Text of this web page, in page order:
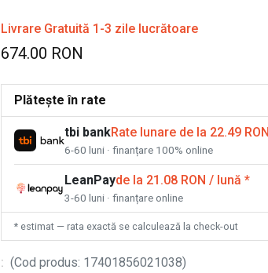
Livrare Gratuită 1-3 zile lucrătoare
674.00 RON
Plătește în rate
tbi bankRate lunare de la 22.49 RON
6-60 luni · finanțare 100% online
LeanPayde la 21.08 RON / lună *
3-60 luni · finanțare online
* estimat — rata exactă se calculează la check-out
: (Cod produs: 17401856021038)